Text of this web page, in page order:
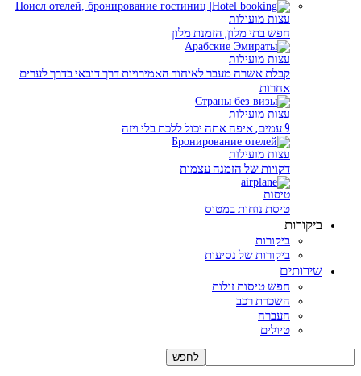
עצות מועילות
חפש בתי מלון, הזמנת מלון
עצות מועילות
קבלת אשרה מעבר לאיחוד האמירויות דרך דובאי בדרך לערים
אחרות
עצות מועילות
9 עמים, איפה אתה יכול ללכת בלי ויזה
עצות מועילות
דקויות של הזמנה עצמית
טיסות
טיסת נוחות במטוס
ביקורות
ביקורות
ביקורות של נסיעות
שירותים
חפש טיסות זולות
השכרת רכב
העברה
טיולים